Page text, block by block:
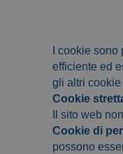
I cookie
efficiente ed
gli altri
Cookie
Il sito web
Cookie di
possono